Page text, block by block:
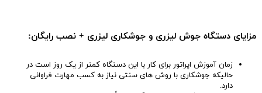
مزایای دستگاه جوش لیزری و جوشکاری لیزری + نصب رایگان:
زمان آموزش اپراتور برای کار با این دستگاه کمتر از یک روز است در
حالیکه جوشکاری با روش های سنتی نیاز به کسب مهارت فراوانی
دارد.